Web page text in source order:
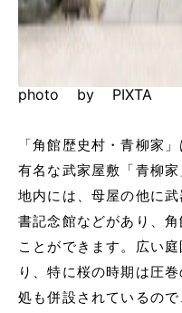
photo by PIXTA
「角館歴史村・青柳家
有名な武家屋敷「青柳
地内には、母屋の他に
書記念館などがあり、
ことができます。広い
り、特に桜の時期は圧
処も併設されているの